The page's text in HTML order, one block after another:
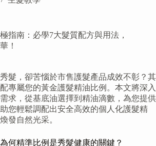
指南：必學7大髮質配方與用法，
！
髮，卻苦惱於市售護髮產品成效不彰？其
專屬您的黃金護髮精油比例。本文將深入
求，從基底油選擇到精油滴數，為您提供
您輕鬆調配出安全高效的個人化護髮精
發自然光采。
何精準比例是秀髮健康的關鍵？